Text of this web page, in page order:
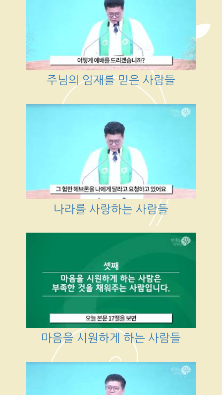
주님의 임재를 믿은 사람들
나라를 사랑하는 사람들
마음을 시원하게 하는 사람들